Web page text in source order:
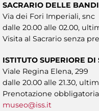
SACRARIO DELLE
Via dei Fori Imperiali, snc
dalle 20.00 alle 02.00,
Visita al Sacrario senza
ISTITUTO SUPERIORE
Viale Regina Elena, 299
dalle 20.00 alle 21.30,
Prenotazione
museo@iss.it